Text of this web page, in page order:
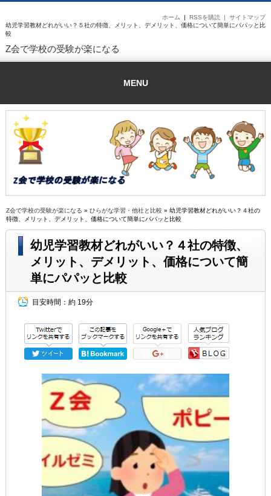
幼児学習教材どれがいい？５社の特徴、メリット、デメリット、価格について簡単にパパッと比
較
サイトマップ
RSSを購読 |
ホーム |
Z会で学校の受験が楽になる
MENU
Z会で学校の受験が楽になる » ひらがな学習・他社と比較 » 幼児学習教材どれがいい？４社の
特徴、メリット、デメリット、価格について簡単にパパッと比較
幼児学習教材どれがいい？４社の特徴、
メリット、デメリット、価格について簡
単にパパッと比較
目安時間： 約 19分